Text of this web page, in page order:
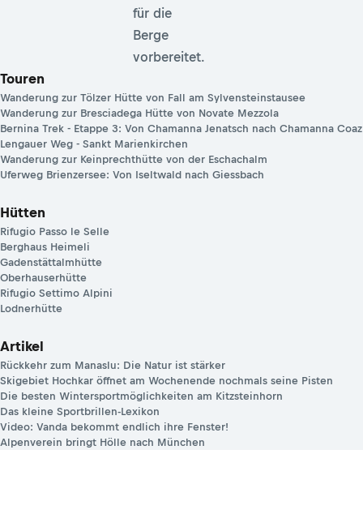
für die
Berge
vorbereitet.
Touren
Wanderung zur Tölzer Hütte von Fall am Sylvensteinstausee
Wanderung zur Bresciadega Hütte von Novate Mezzola
Bernina Trek - Etappe 3: Von Chamanna Jenatsch nach Chamanna Coaz
Lengauer Weg - Sankt Marienkirchen
Wanderung zur Keinprechthütte von der Eschachalm
Uferweg Brienzersee: Von Iseltwald nach Giessbach
Hütten
Rifugio Passo le Selle
Berghaus Heimeli
Gadenstättalmhütte
Oberhauserhütte
Rifugio Settimo Alpini
Lodnerhütte
Artikel
Rückkehr zum Manaslu: Die Natur ist stärker
Skigebiet Hochkar öffnet am Wochenende nochmals seine Pisten
Die besten Wintersportmöglichkeiten am Kitzsteinhorn
Das kleine Sportbrillen-Lexikon
Video: Vanda bekommt endlich ihre Fenster!
Alpenverein bringt Hölle nach München